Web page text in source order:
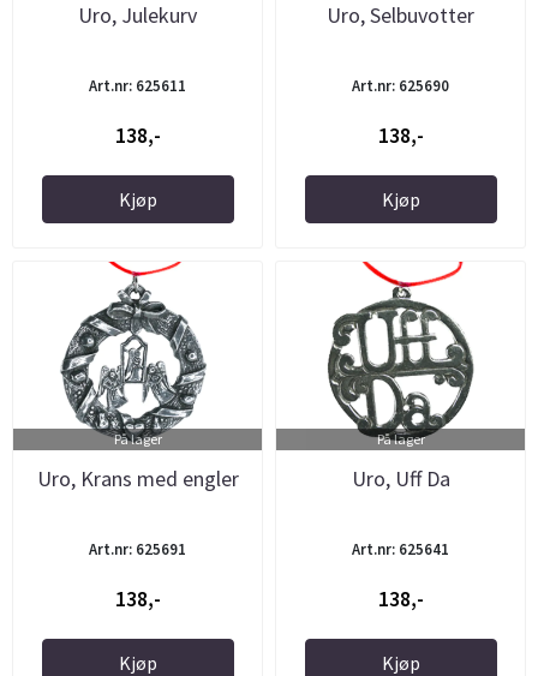
Uro, Julekurv
Art.nr: 625611
138,-
Kjøp
Uro, Selbuvotter
Art.nr: 625690
138,-
Kjøp
På lager
Uro, Krans med engler
Art.nr: 625691
138,-
Kjøp
På lager
Uro, Uff Da
Art.nr: 625641
138,-
Kjøp